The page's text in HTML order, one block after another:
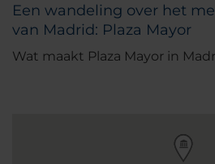
Een wandeling over het
van Madrid: Plaza Mayor
Wat maakt Plaza Mayor in